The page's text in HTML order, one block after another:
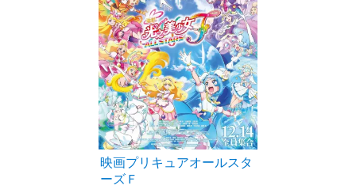
映画プリキュアオールスタ
ーズＦ